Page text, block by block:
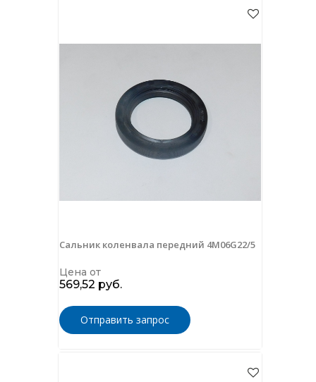
Сальник коленвала передний 4M06G22/5
Цена от
569,52 руб.
Отправить запрос